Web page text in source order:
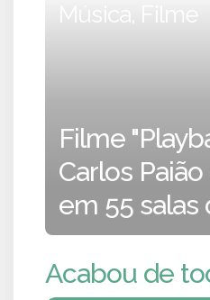
Música, Filme
Filme
Carlos
em 55
Acabou de